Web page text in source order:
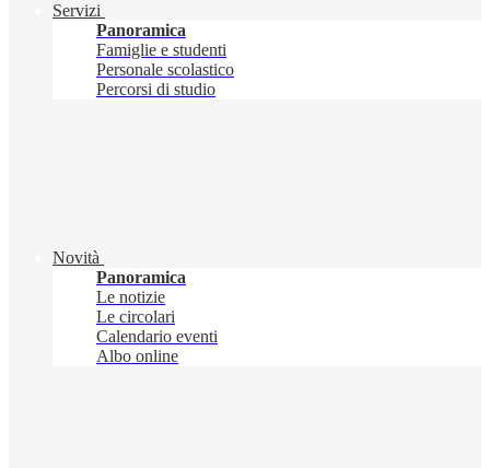
Servizi
Panoramica
Famiglie e studenti
Personale scolastico
Percorsi di studio
Novità
Panoramica
Le notizie
Le circolari
Calendario eventi
Albo online